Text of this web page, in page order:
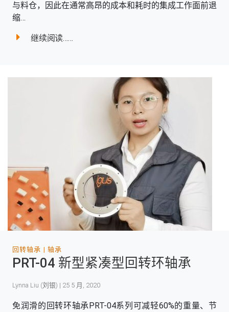
与料仓，因此在通常高昂的成本和耗时的集成工作面前退
缩…
继续阅读……
回转轴承 轴承
PRT-04 新型紧凑型回转环轴承
Lynna Liu (刘银) | 25 5 月, 2020
免润滑的回转环轴承PRT-04系列可减轻60%的重量、节